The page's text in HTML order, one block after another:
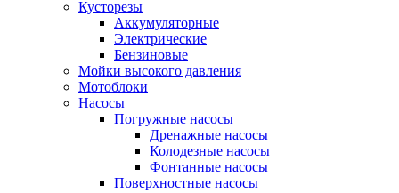
Кусторезы
Аккумуляторные
Электрические
Бензиновые
Мойки высокого давления
Мотоблоки
Насосы
Погружные насосы
Дренажные насосы
Колодезные насосы
Фонтанные насосы
Поверхностные насосы